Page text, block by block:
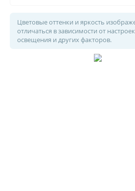
Цветовые оттенки и яркость
отличаться в зависимости от
освещения и других факторов.